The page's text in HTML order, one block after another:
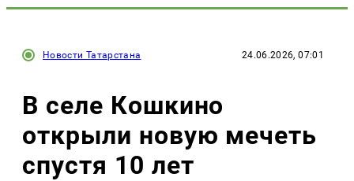
Новости Татарстана 24.06.2026, 07:01
В селе Кошкино
открыли новую мечеть
спустя 10 лет